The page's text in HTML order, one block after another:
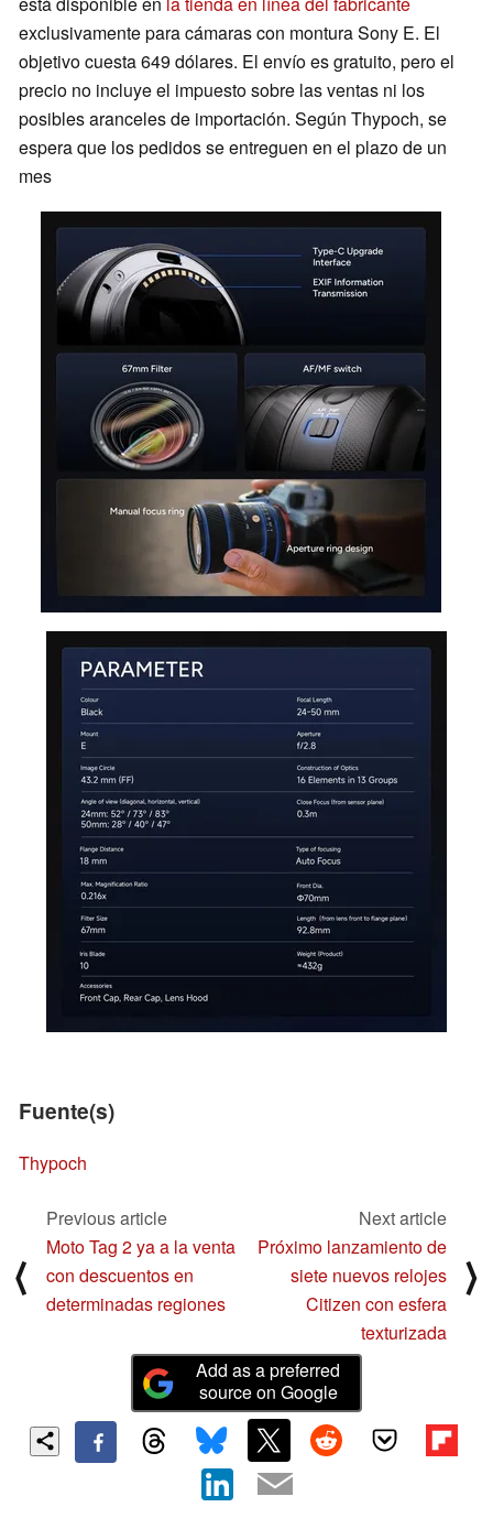
exclusivamente para cámaras con montura Sony E. El
objetivo cuesta 649 dólares. El envío es gratuito, pero el
precio no incluye el impuesto sobre las ventas ni los
posibles aranceles de importación. Según Thypoch, se
espera que los pedidos se entreguen en el plazo de un
mes
Fuente(s)
Thypoch
⟨
Previous article
Moto Tag 2 ya a la venta
con descuentos en
determinadas regiones
Next article
Próximo lanzamiento de
siete nuevos relojes
Citizen con esfera
texturizada
⟩
Add as a preferred
source on Google